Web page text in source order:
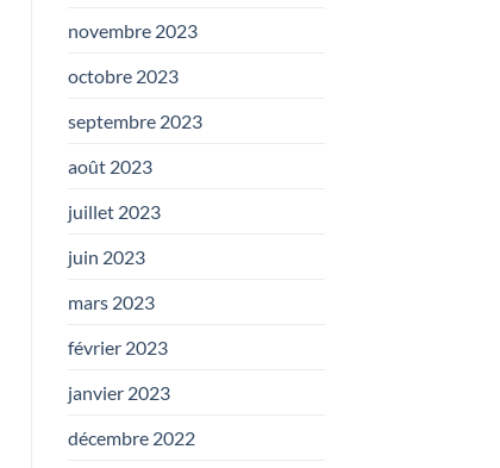
novembre 2023
octobre 2023
septembre 2023
août 2023
juillet 2023
juin 2023
mars 2023
février 2023
janvier 2023
décembre 2022